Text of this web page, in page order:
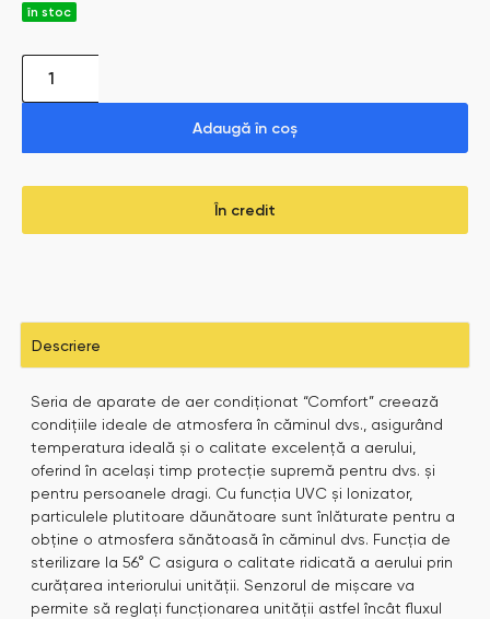
în stoc
Adaugă în coș
În credit
Descriere
Seria de aparate de aer condiționat “Comfort” creează
condițiile ideale de atmosfera în căminul dvs., asigurând
temperatura ideală și o calitate excelență a aerului,
oferind în același timp protecție supremă pentru dvs. și
pentru persoanele dragi. Cu funcția UVC și Ionizator,
particulele plutitoare dăunătoare sunt înlăturate pentru a
obține o atmosfera sănătoasă în căminul dvs. Funcția de
sterilizare la 56° C asigura o calitate ridicată a aerului prin
curățarea interiorului unității. Senzorul de mișcare va
permite să reglați funcționarea unității astfel încât fluxul